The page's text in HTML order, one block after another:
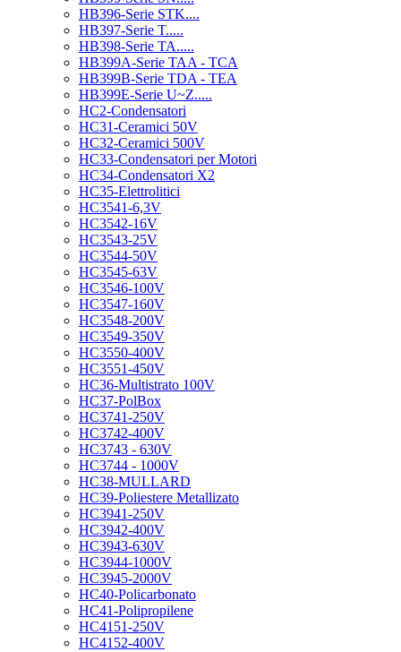
HB396-Serie STK....
HB397-Serie T.....
HB398-Serie TA.....
HB399A-Serie TAA - TCA
HB399B-Serie TDA - TEA
HB399E-Serie U~Z.....
HC2-Condensatori
HC31-Ceramici 50V
HC32-Ceramici 500V
HC33-Condensatori per Motori
HC34-Condensatori X2
HC35-Elettrolitici
HC3541-6,3V
HC3542-16V
HC3543-25V
HC3544-50V
HC3545-63V
HC3546-100V
HC3547-160V
HC3548-200V
HC3549-350V
HC3550-400V
HC3551-450V
HC36-Multistrato 100V
HC37-PolBox
HC3741-250V
HC3742-400V
HC3743 - 630V
HC3744 - 1000V
HC38-MULLARD
HC39-Poliestere Metallizato
HC3941-250V
HC3942-400V
HC3943-630V
HC3944-1000V
HC3945-2000V
HC40-Policarbonato
HC41-Polipropilene
HC4151-250V
HC4152-400V